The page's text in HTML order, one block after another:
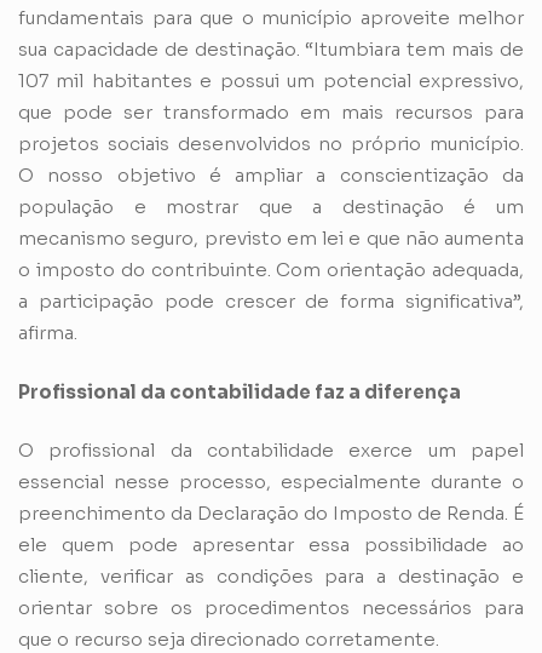
fundamentais para que o município aproveite melhor
sua capacidade de destinação. “Itumbiara tem mais de
107 mil habitantes e possui um potencial expressivo,
que pode ser transformado em mais recursos para
projetos sociais desenvolvidos no próprio município.
O nosso objetivo é ampliar a conscientização da
população e mostrar que a destinação é um
mecanismo seguro, previsto em lei e que não aumenta
o imposto do contribuinte. Com orientação adequada,
a participação pode crescer de forma significativa”,
afirma.
Profissional da contabilidade faz a diferença
O profissional da contabilidade exerce um papel
essencial nesse processo, especialmente durante o
preenchimento da Declaração do Imposto de Renda. É
ele quem pode apresentar essa possibilidade ao
cliente, verificar as condições para a destinação e
orientar sobre os procedimentos necessários para
que o recurso seja direcionado corretamente.